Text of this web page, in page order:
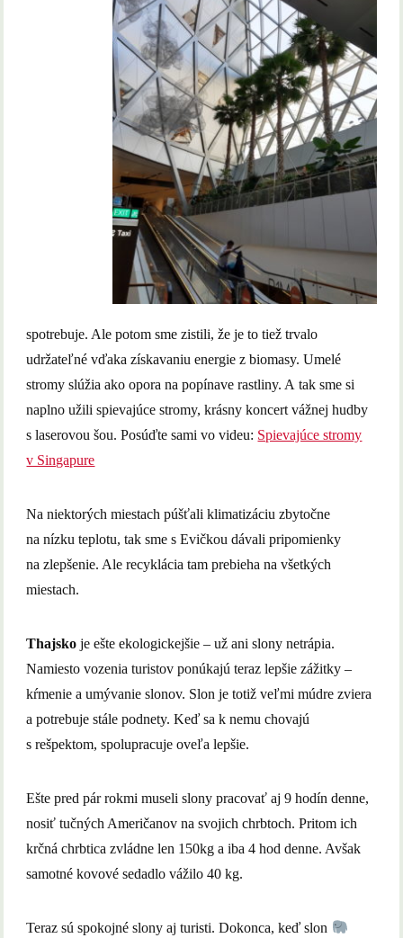
spotrebuje. Ale potom sme zistili, že je to tiež trvalo
udržateľné vďaka získavaniu energie z biomasy. Umelé
stromy slúžia ako opora na popínave rastliny. A tak sme si
naplno užili spievajúce stromy, krásny koncert vážnej hudby
s laserovou šou. Posúďte sami vo videu: Spievajúce stromy
v Singapure
Na niektorých miestach púšťali klimatizáciu zbytočne
na nízku teplotu, tak sme s Evičkou dávali pripomienky
na zlepšenie. Ale recyklácia tam prebieha na všetkých
miestach.
Thajsko je ešte ekologickejšie – už ani slony netrápia.
Namiesto vozenia turistov ponúkajú teraz lepšie zážitky –
kŕmenie a umývanie slonov. Slon je totiž veľmi múdre zviera
a potrebuje stále podnety. Keď sa k nemu chovajú
s rešpektom, spolupracuje oveľa lepšie.
Ešte pred pár rokmi museli slony pracovať aj 9 hodín denne,
nosiť tučných Američanov na svojich chrbtoch. Pritom ich
krčná chrbtica zvládne len 150kg a iba 4 hod denne. Avšak
samotné kovové sedadlo vážilo 40 kg.
Teraz sú spokojné slony aj turisti. Dokonca, keď slon